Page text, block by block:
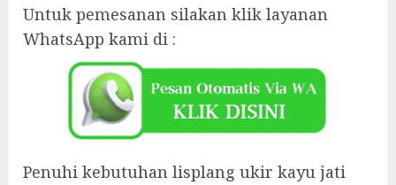
Untuk pemesanan silakan klik layanan
WhatsApp kami di :
Penuhi kebutuhan lisplang ukir kayu jati